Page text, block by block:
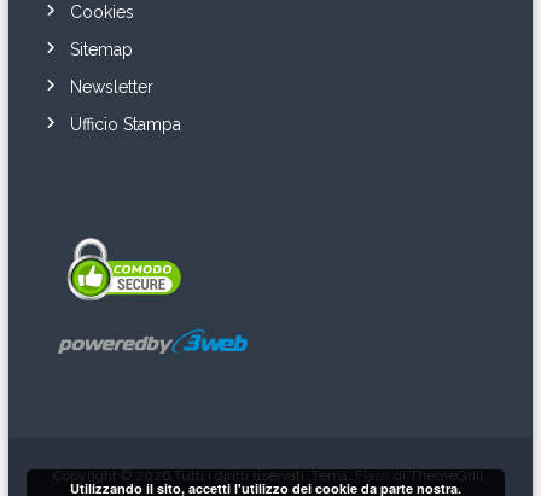
Cookies
Sitemap
Newsletter
Ufficio Stampa
Copyright © 2026Tutti i diritti riservati. Tema:Flashdi ThemeGrill.
Utilizzando il sito, accetti l'utilizzo dei cookie da parte nostra.